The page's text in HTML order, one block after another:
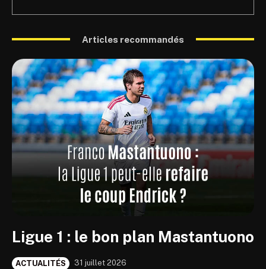
Articles recommandés
Ligue 1 : le bon plan Mastantuono
ACTUALITÉS 31 juillet 2026